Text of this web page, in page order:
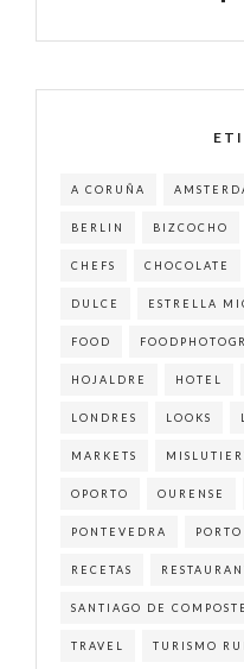
A CORUÑA
BERLIN BIZCOCHO
CHEFS CHOCOLATE
DULCE ESTRELLA
FOOD
HOJALDRE HOTEL
LONDRES LOOKS
MARKETS
OPORTO OURENSE
PONTEVEDRA PORTO
RECETAS
SANTIAGO DE
TRAVEL TURISMO